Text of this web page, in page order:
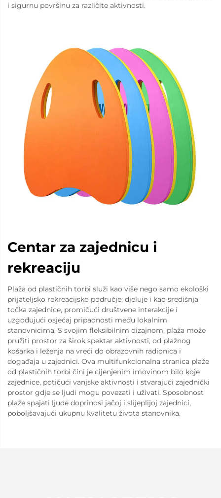
i sigurnu površinu za različite aktivnosti.
Centar za zajednicu i
rekreaciju
Plaža od plastičnih torbi služi kao više nego samo ekološki
prijateljsko rekreacijsko područje; djeluje i kao središnja
točka zajednice, promičući društvene interakcije i
uzgođujući osjećaj pripadnosti među lokalnim
stanovnicima. S svojim fleksibilnim dizajnom, plaža može
pružiti prostor za širok spektar aktivnosti, od plažnog
košarka i leženja na vreći do obrazovnih radionica i
događaja u zajednici. Ova multifunkcionalna stranica plaže
od plastičnih torbi čini je cijenjenim imovinom bilo koje
zajednice, potičući vanjske aktivnosti i stvarajući zajednički
prostor gdje se ljudi mogu povezati i uživati. Sposobnost
plaže spajati ljude doprinosi jačoj i slijeplijoj zajednici,
poboljšavajući ukupnu kvalitetu života stanovnika.